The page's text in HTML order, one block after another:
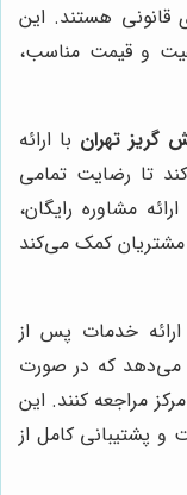
قانونی هستند. این
و قیمت مناسب،
گریز تهران با ارائه
تا رضایت تمامی
مشاوره رایگان،
کمک می‌کند
ارائه خدمات پس از
می‌دهد که در صورت
مراجعه کنند. این
و پشتیبانی کامل از